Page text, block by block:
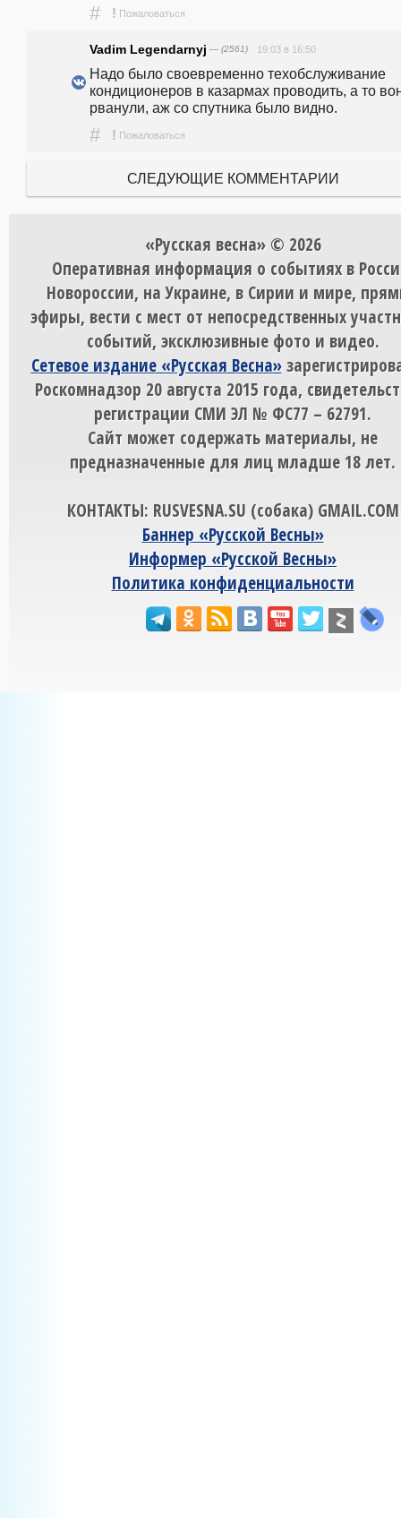
# ! Пожаловаться
Vadim Legendarnyj — (2561) 19.03 в 16:50
Надо было своевременно техобслуживание
кондиционеров в казармах проводить, а то
рванули, аж со спутника было видно.
# ! Пожаловаться
СЛЕДУЮЩИЕ КОММЕНТАРИИ
«Русская весна» © 2026
Оперативная информация о событиях в
Новороссии, на Украине, в Сирии и мире,
эфиры, вести с мест от непосредственных
событий, эксклюзивные фото и видео.
Сетевое издание «Русская Весна»
Роскомнадзор 20 августа 2015 года,
регистрации СМИ ЭЛ № ФС77 – 62791.
Сайт может содержать материалы, не
предназначенные для лиц младше 18 лет.
КОНТАКТЫ: RUSVESNA.SU (собака) GMAIL.COM
Баннер «Русской Весны»
Информер «Русской Весны»
Политика конфиденциальности